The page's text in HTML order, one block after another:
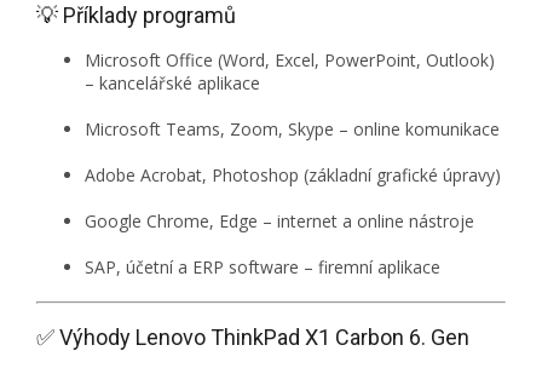
💡 Příklady programů
Microsoft Office (Word, Excel, PowerPoint, Outlook)
– kancelářské aplikace
Microsoft Teams, Zoom, Skype – online komunikace
Adobe Acrobat, Photoshop (základní grafické úpravy)
Google Chrome, Edge – internet a online nástroje
SAP, účetní a ERP software – firemní aplikace
✅ Výhody Lenovo ThinkPad X1 Carbon 6. Gen